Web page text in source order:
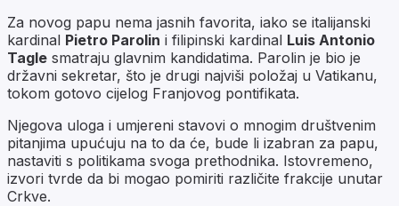
Za novog papu nema jasnih favorita, iako se italijanski
kardinal Pietro Parolin i filipinski kardinal Luis Antonio
Tagle smatraju glavnim kandidatima. Parolin je bio je
državni sekretar, što je drugi najviši položaj u Vatikanu,
tokom gotovo cijelog Franjovog pontifikata.
Njegova uloga i umjereni stavovi o mnogim društvenim
pitanjima upućuju na to da će, bude li izabran za papu,
nastaviti s politikama svoga prethodnika. Istovremeno,
izvori tvrde da bi mogao pomiriti različite frakcije unutar
Crkve.